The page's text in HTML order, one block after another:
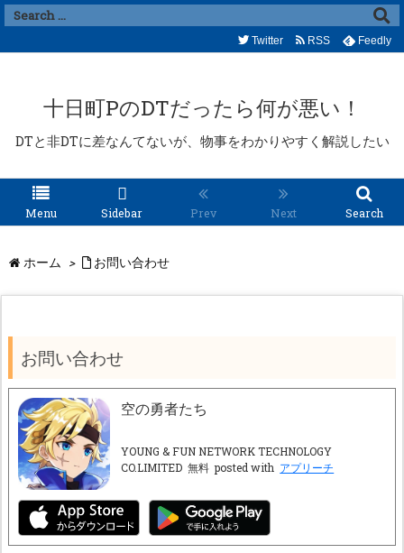
十日町PのDTだったら何が悪い！
DTと非DTに差なんてないが、物事をわかりやすく解説したい
Menu Sidebar Prev Next Search
Twitter RSS Feedly
ホーム > お問い合わせ
お問い合わせ
空の勇者たち
YOUNG & FUN NETWORK TECHNOLOGY
CO.LIMITED 無料 posted with アプリーチ